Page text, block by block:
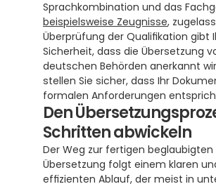
beispielsweise Zeugnisse,
Überprüfung der Qualifikation gibt
Sicherheit, dass die Übersetzung
deutschen Behörden anerkannt
stellen Sie sicher, dass Ihr
formalen Anforderungen
Den
Schritten abwickeln
Der Weg zur fertigen beglaubigten
Übersetzung folgt einem klaren
effizienten Ablauf, der meist in